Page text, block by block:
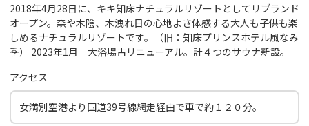
2018年4月28日に、キキ知床ナチュラルリゾートとしてリブランド
オープン。森や木陰、木洩れ日の心地よさ体感する大人も子供も楽
しめるナチュラルリゾートです。（旧：知床プリンスホテル風なみ
季） 2023年1月 大浴場古リニューアル。計４つのサウナ新設。
アクセス
女満別空港より国道39号線網走経由で車で約１２０分。